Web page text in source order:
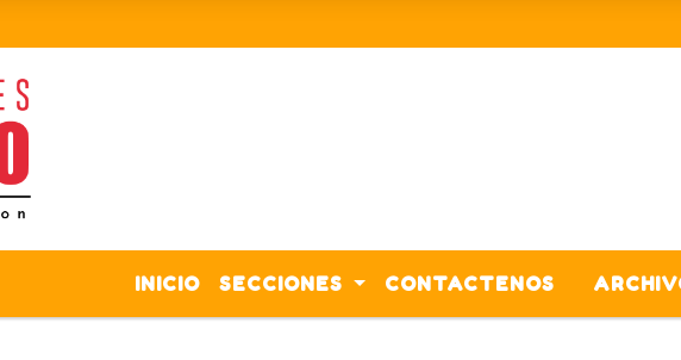
INICIO SECCIONES CONTACTENOS